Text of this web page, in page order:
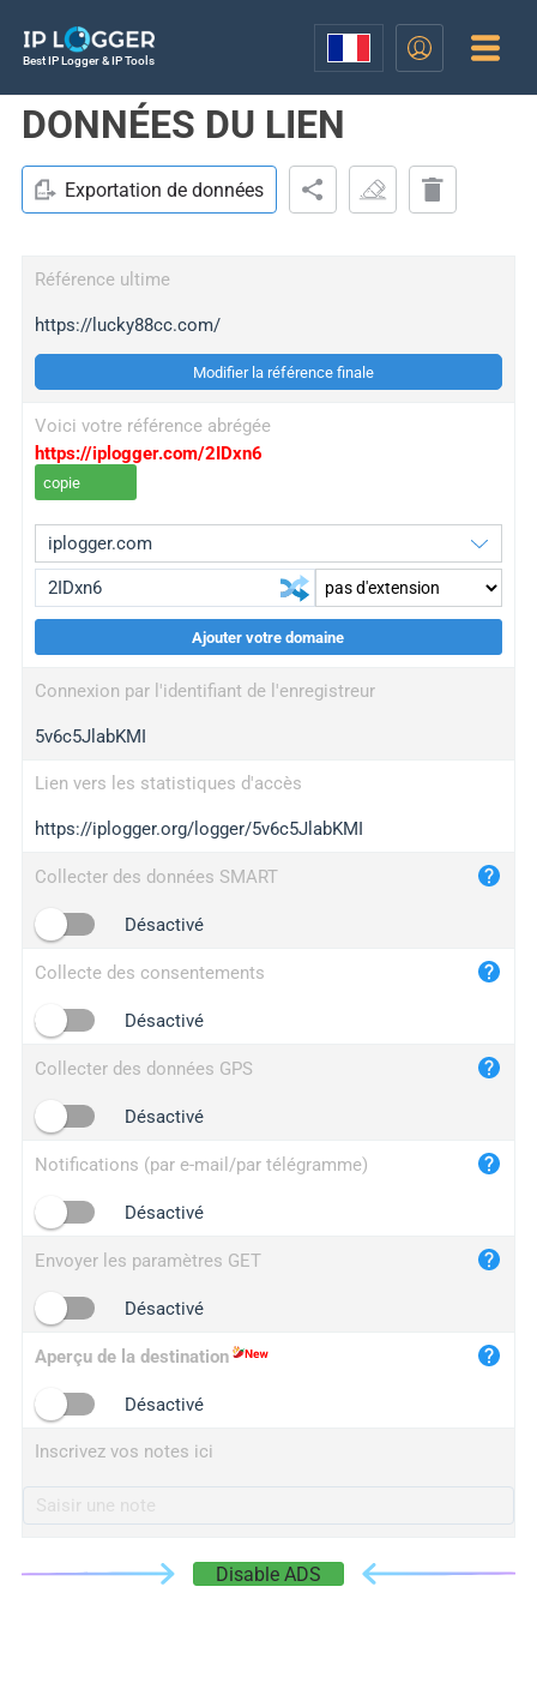
Best IP Logger & IP Tools
DONNÉES DU LIEN
Exportation de données
Référence ultime
https://lucky88cc.com/
Modifier la référence finale
Voici votre référence abrégée
https://iplogger.com/2IDxn6
copie
wl.gl
ed.tc
iplogger.com
maper.info
2no.co
yip.su
iplogger.info
Ajouter votre domaine
Connexion par l'identifiant de l'enregistreur
5v6c5JlabKMI
Lien vers les statistiques d'accès
https://iplogger.org/logger/5v6c5JlabKMI
Collecter des données SMART
Désactivé
Collecte des consentements
Désactivé
Collecter des données GPS
Désactivé
Notifications (par e-mail/par télégramme)
Désactivé
Envoyer les paramètres GET
Désactivé
Aperçu de la destination
Désactivé
Inscrivez vos notes ici
Disable ADS